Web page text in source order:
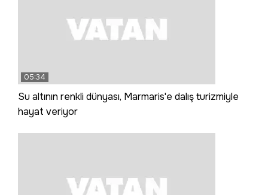
05:34
Su altının renkli dünyası, Marmaris'e dalış turizmiyle
hayat veriyor